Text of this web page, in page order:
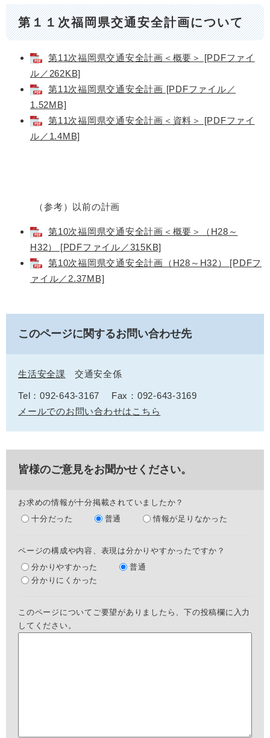
第１１次福岡県交通安全計画について
第11次福岡県交通安全計画＜概要＞ [PDFファイ
ル／262KB]
第11次福岡県交通安全計画 [PDFファイル／
1.52MB]
第11次福岡県交通安全計画＜資料＞ [PDFファイ
ル／1.4MB]
（参考）以前の計画
第10次福岡県交通安全計画＜概要＞（H28～
H32） [PDFファイル／315KB]
第10次福岡県交通安全計画（H28～H32） [PDFフ
ァイル／2.37MB]
このページに関するお問い合わせ先
生活安全課 交通安全係
Tel：092-643-3167
Fax：092-643-3169
メールでのお問い合わせはこちら
皆様のご意見をお聞かせください。
お求めの情報が十分掲載されていましたか？
十分だった
普通 情報が足りなかった
ページの構成や内容、表現は分かりやすかったですか？
分かりやすかった
普通
分かりにくかった
このページについてご要望がありましたら、下の投稿欄に入力
してください。